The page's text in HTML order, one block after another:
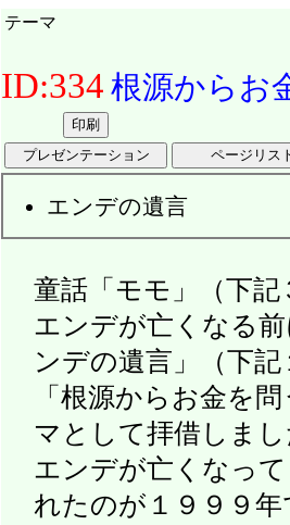
テーマ
ID:334 根源からお
エンデの遺言
童話「モモ」（下
エンデが亡くなる
ンデの遺言」（下
「根源からお金を
マとして拝借しま
エンデが亡くなっ
れたのが１９９９年